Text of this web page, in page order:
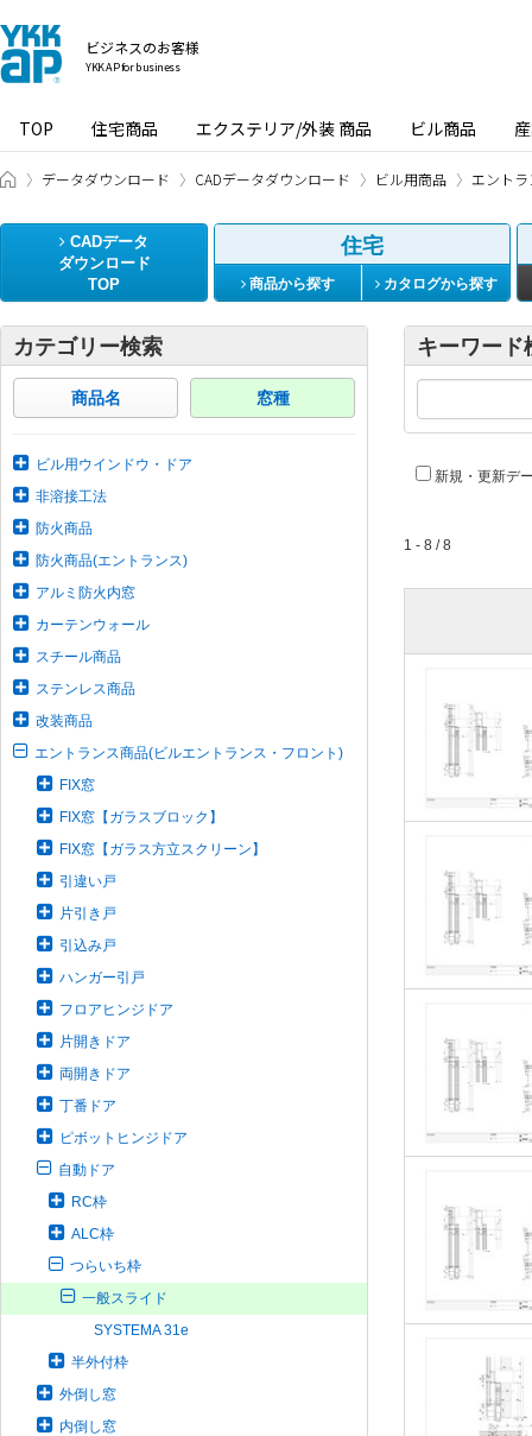
ビジネスのお客様
YKK AP for business
TOP 住宅商品 エクステリア/外装 商品 ビル商品
ビジネスのお客様 HOME
データダウンロード CADデータダウンロード ビル用商品 エント
CADデータ
ダウンロード
TOP
住宅
商品から探す カタログから探す
カテゴリー検索
商品名 窓種
ビル用ウインドウ・ドア
非溶接工法
防火商品
防火商品(エントランス)
アルミ防火内窓
カーテンウォール
スチール商品
ステンレス商品
改装商品
エントランス商品(ビルエントランス・フロント)
FIX窓
FIX窓【ガラスブロック】
FIX窓【ガラス方立スクリーン】
引違い戸
片引き戸
引込み戸
ハンガー引戸
フロアヒンジドア
片開きドア
両開きドア
丁番ドア
ピボットヒンジドア
自動ドア
RC枠
ALC枠
つらいち枠
一般スライド
SYSTEMA 31e
半外付枠
外倒し窓
内倒し窓
キーワード
新規・更新デ
1 - 8 / 8